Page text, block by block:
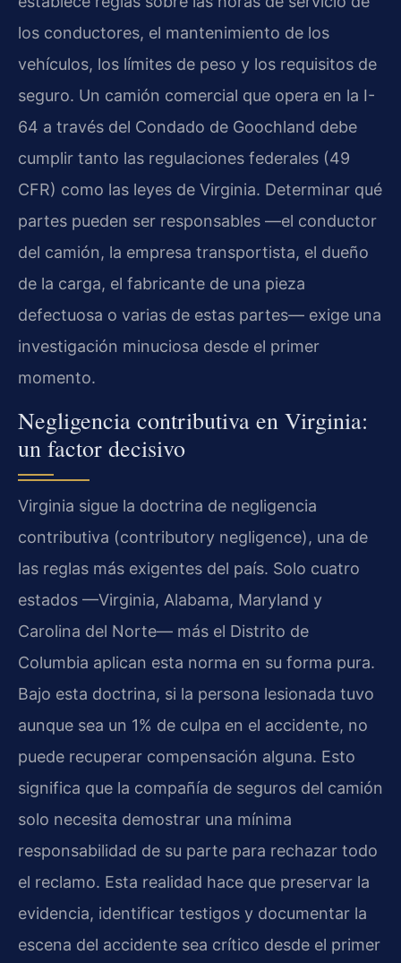
los conductores, el mantenimiento de los
vehículos, los límites de peso y los requisitos de
seguro. Un camión comercial que opera en la I-
64 a través del Condado de Goochland debe
cumplir tanto las regulaciones federales (49
CFR) como las leyes de Virginia. Determinar qué
partes pueden ser responsables —el conductor
del camión, la empresa transportista, el dueño
de la carga, el fabricante de una pieza
defectuosa o varias de estas partes— exige una
investigación minuciosa desde el primer
momento.
Negligencia contributiva en Virginia:
un factor decisivo
Virginia sigue la doctrina de negligencia
contributiva (contributory negligence), una de
las reglas más exigentes del país. Solo cuatro
estados —Virginia, Alabama, Maryland y
Carolina del Norte— más el Distrito de
Columbia aplican esta norma en su forma pura.
Bajo esta doctrina, si la persona lesionada tuvo
aunque sea un 1% de culpa en el accidente, no
puede recuperar compensación alguna. Esto
significa que la compañía de seguros del camión
solo necesita demostrar una mínima
responsabilidad de su parte para rechazar todo
el reclamo. Esta realidad hace que preservar la
evidencia, identificar testigos y documentar la
escena del accidente sea crítico desde el primer